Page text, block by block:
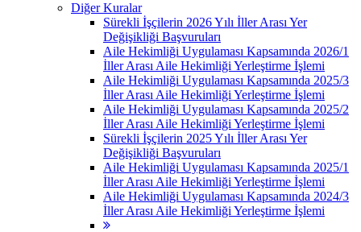
Diğer Kuralar
Sürekli İşçilerin 2026 Yılı İller Arası Yer
Değişikliği Başvuruları
Aile Hekimliği Uygulaması Kapsamında 2026/1
İller Arası Aile Hekimliği Yerleştirme İşlemi
Aile Hekimliği Uygulaması Kapsamında 2025/3
İller Arası Aile Hekimliği Yerleştirme İşlemi
Aile Hekimliği Uygulaması Kapsamında 2025/2
İller Arası Aile Hekimliği Yerleştirme İşlemi
Sürekli İşçilerin 2025 Yılı İller Arası Yer
Değişikliği Başvuruları
Aile Hekimliği Uygulaması Kapsamında 2025/1
İller Arası Aile Hekimliği Yerleştirme İşlemi
Aile Hekimliği Uygulaması Kapsamında 2024/3
İller Arası Aile Hekimliği Yerleştirme İşlemi